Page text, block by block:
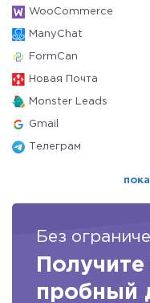
WooCommerce
ManyChat
FormCan
Новая Почта
Monster Leads
Gmail
Телеграм
Без
Получите
пробный